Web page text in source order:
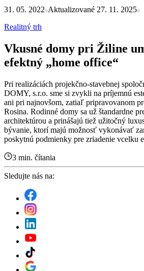
31. 05. 2022 Aktualizované 27. 11. 2025
Realitný trh
Vkusné domy pri Žiline
efektný „home office“
Pri realizáciách projekčno-stavebnej
DOMY, s.r.o. sme si zvykli na príjemnú
ani pri najnovšom, zatiaľ pripravovanom
Rosina. Rodinné domy sa už štandardne
architektúrou a prinášajú tiež užitočný
bývanie, ktorí majú možnosť vykonávať
poskytnú podmienky pre zriadenie vcelku
3 min. čítania
Sledujte nás na: